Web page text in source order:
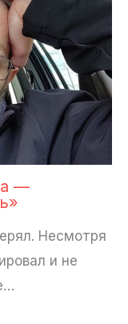
—
Несмотря
и не